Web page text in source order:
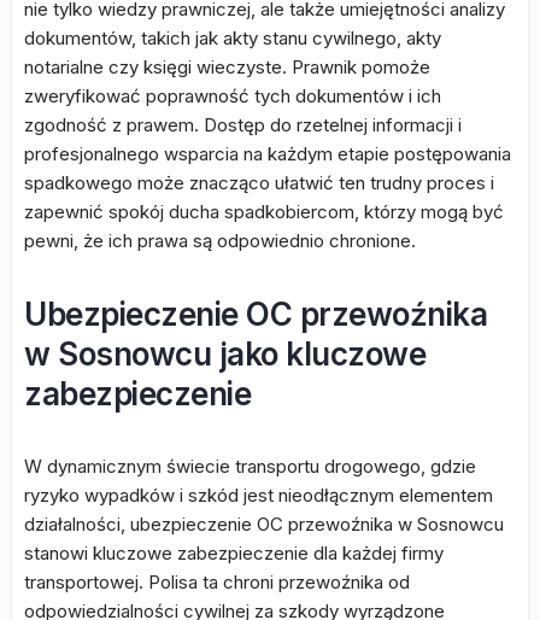
nie tylko wiedzy prawniczej, ale także umiejętności analizy
dokumentów, takich jak akty stanu cywilnego, akty
notarialne czy księgi wieczyste. Prawnik pomoże
zweryfikować poprawność tych dokumentów i ich
zgodność z prawem. Dostęp do rzetelnej informacji i
profesjonalnego wsparcia na każdym etapie postępowania
spadkowego może znacząco ułatwić ten trudny proces i
zapewnić spokój ducha spadkobiercom, którzy mogą być
pewni, że ich prawa są odpowiednio chronione.
Ubezpieczenie OC przewoźnika
w Sosnowcu jako kluczowe
zabezpieczenie
W dynamicznym świecie transportu drogowego, gdzie
ryzyko wypadków i szkód jest nieodłącznym elementem
działalności, ubezpieczenie OC przewoźnika w Sosnowcu
stanowi kluczowe zabezpieczenie dla każdej firmy
transportowej. Polisa ta chroni przewoźnika od
odpowiedzialności cywilnej za szkody wyrządzone